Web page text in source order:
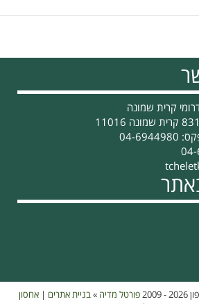
קרית שמונה
פורטל מדיה »בניית אתרים |אחסון